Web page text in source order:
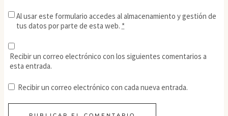
Al usar este formulario accedes al almacenamiento y gestión de
tus datos por parte de esta web. *
Recibir un correo electrónico con los siguientes comentarios a
esta entrada.
Recibir un correo electrónico con cada nueva entrada.